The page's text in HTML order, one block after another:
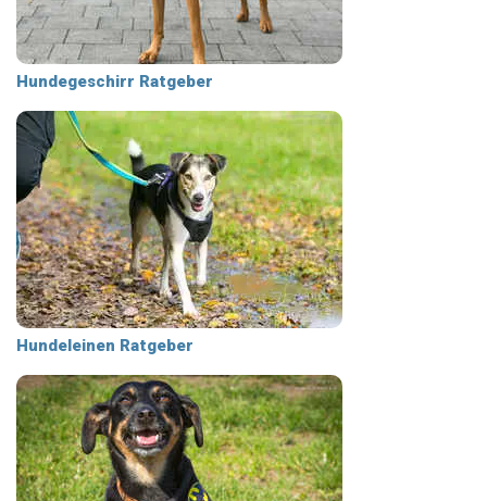
Hundegeschirr Ratgeber
Hundeleinen Ratgeber